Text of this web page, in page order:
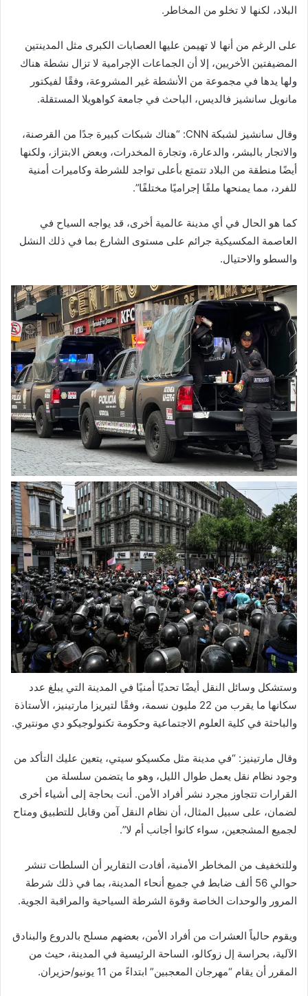
البلاد، لكنها لا تخلو من المخاطر.
على الرغم من أنها لا تهيمن عليها العصابات الكبرى مثل المدينتين
المضيفتين الأخريين، إلا أن الجماعات الإجرامية لا تزال نشطة هناك
ولها يدها في مجموعة من الأنشطة غير المشروعة، وفقًا لفيكتور
مانويل سانشيز فالديس، الباحث في جامعة كواهويلا المستقلة.
وقال سانشيز لشبكة CNN: “هناك شبكات كبيرة جدًا من القرصنة،
والاتجار بالبشر، والدعارة، وتجارة المخدرات، وبعض الابتزاز، ولكنها
أيضًا منطقة من البلاد تتمتع بأعلى تواجد للشرطة وكاميرات أمنية
للفرد، مما يمنحها ملفًا إجراميًا مختلفًا”.
كما هو الحال في أي مدينة عالمية أخرى، قد يواجه السياح في
العاصمة المكسيكية جرائم على مستوى الشارع بما في ذلك النشل
والسطو والاحتيال.
وستشكل وسائل النقل أيضًا تحديًا أمنيًا في المدينة التي يبلغ عدد
سكانها ما يقرب من 22 مليون نسمة، وفقًا لتيريزا مارتينيز، الأستاذة
والباحثة في كلية العلوم الاجتماعية وحكومة تكنولوجيكو دي مونتيري.
وقال مارتينيز: “في مدينة مثل مكسيكو سيتي، يتعين عليك التأكد من
وجود نظام نقل يعمل طوال الليل، وهو ما يتضمن سلسلة من
القرارات تتجاوز مجرد نشر أفراد الأمن. أنت بحاجة إلى أشياء أخرى
لضمان، على سبيل المثال، أن نظام النقل آمن وقابل للتطبيق ومتاح
لجميع المشجعين، سواء كانوا أجانب أم لا”.
وللتخفيف من المخاطر الأمنية، أفادت التقارير أن السلطات تنشر
حوالي 56 ألف ضابط في جميع أنحاء المدينة، بما في ذلك شرطة
المرور والوحدات الخاصة وقوة الشرطة السياحية والمراقبة الجوية.
ويقوم حالياً العشرات من أفراد الأمن، بعضهم مسلح بالدروع والبنادق
الآلية، بحراسة إل زوكالو، الساحة الرئيسية في المدينة، حيث من
المقرر أن يقام “مهرجان المعجبين” ابتداءً من 11 يونيو/حزيران.